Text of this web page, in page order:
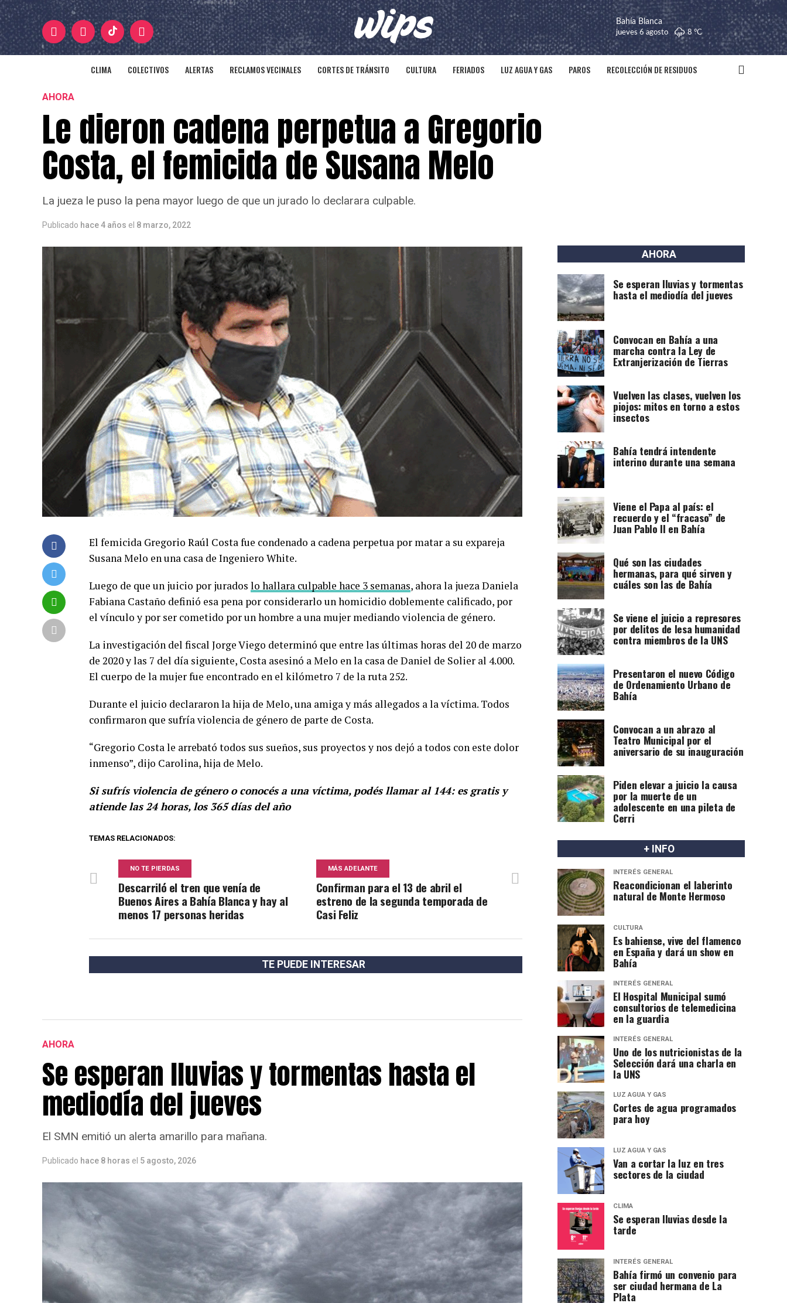
Bahía Blanca
jueves 6 agosto 8 °C
CLIMA COLECTIVOS ALERTAS RECLAMOS VECINALES CORTES DE TRÁNSITO CULTURA FERIADOS LUZ AGUA Y GAS PAROS RECOLECCIÓN DE RESIDUOS
AHORA
Le dieron cadena perpetua a Gregorio
Costa, el femicida de Susana Melo
La jueza le puso la pena mayor luego de que un jurado lo declarara culpable.
Publicado hace 4 años el 8 marzo, 2022
El femicida Gregorio Raúl Costa fue condenado a cadena perpetua por matar a su expareja
Susana Melo en una casa de Ingeniero White.
Luego de que un juicio por jurados lo hallara culpable hace 3 semanas, ahora la jueza Daniela
Fabiana Castaño definió esa pena por considerarlo un homicidio doblemente calificado, por
el vínculo y por ser cometido por un hombre a una mujer mediando violencia de género.
La investigación del fiscal Jorge Viego determinó que entre las últimas horas del 20 de marzo
de 2020 y las 7 del día siguiente, Costa asesinó a Melo en la casa de Daniel de Solier al 4.000.
El cuerpo de la mujer fue encontrado en el kilómetro 7 de la ruta 252.
Durante el juicio declararon la hija de Melo, una amiga y más allegados a la víctima. Todos
confirmaron que sufría violencia de género de parte de Costa.
“Gregorio Costa le arrebató todos sus sueños, sus proyectos y nos dejó a todos con este dolor
inmenso”, dijo Carolina, hija de Melo.
Si sufrís violencia de género o conocés a una víctima, podés llamar al 144: es gratis y
atiende las 24 horas, los 365 días del año
TEMAS RELACIONADOS:
MÁS ADELANTE
Confirman para el 13 de abril el
estreno de la segunda temporada de
Casi Feliz
NO TE PIERDAS
Descarriló el tren que venía de
Buenos Aires a Bahía Blanca y hay al
menos 17 personas heridas
TE PUEDE INTERESAR
AHORA
Se esperan lluvias y tormentas hasta el
mediodía del jueves
El SMN emitió un alerta amarillo para mañana.
Publicado hace 8 horas el 5 agosto, 2026
AHORA
Se esperan lluvias y tormentas
hasta el mediodía del jueves
Convocan en Bahía a una
marcha contra la Ley de
Extranjerización de Tierras
Vuelven las clases, vuelven los
piojos: mitos en torno a estos
insectos
Bahía tendrá intendente
interino durante una semana
Viene el Papa al país: el
recuerdo y el “fracaso” de
Juan Pablo II en Bahía
Qué son las ciudades
hermanas, para qué sirven y
cuáles son las de Bahía
Se viene el juicio a represores
por delitos de lesa humanidad
contra miembros de la UNS
Presentaron el nuevo Código
de Ordenamiento Urbano de
Bahía
Convocan a un abrazo al
Teatro Municipal por el
aniversario de su inauguración
Piden elevar a juicio la causa
por la muerte de un
adolescente en una pileta de
Cerri
+ INFO
INTERÉS GENERAL
Reacondicionan el laberinto
natural de Monte Hermoso
CULTURA
Es bahiense, vive del flamenco
en España y dará un show en
Bahía
INTERÉS GENERAL
El Hospital Municipal sumó
consultorios de telemedicina
en la guardia
INTERÉS GENERAL
Uno de los nutricionistas de la
Selección dará una charla en
la UNS
LUZ AGUA Y GAS
Cortes de agua programados
para hoy
LUZ AGUA Y GAS
Van a cortar la luz en tres
sectores de la ciudad
CLIMA
Se esperan lluvias desde la
tarde
INTERÉS GENERAL
Bahía firmó un convenio para
ser ciudad hermana de La
Plata